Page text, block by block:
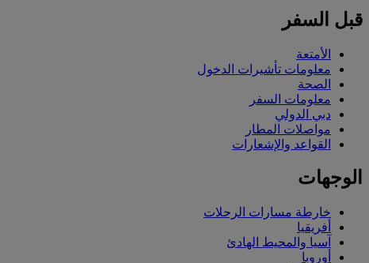
قبل السفر
الأمتعة
معلومات تأشيرات الدخول
الصحة
معلومات السفر
دبي الدولي
مواصلات المطار
القواعد والإشعارات
الوجهات
خارطة مسارات الرحلات
أفريقيا
آسيا والمحيط الهادئ
أوروبا